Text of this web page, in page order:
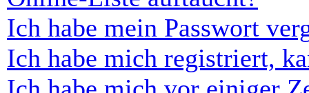
Ich habe mein Passwort
Ich habe mich registriert,